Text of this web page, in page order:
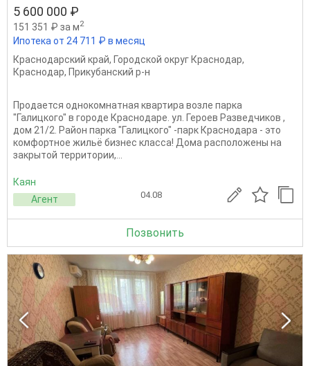
5 600 000 ₽
151 351 ₽ за м2
Ипотека от 24 711 ₽ в месяц
Краснодарский край, Городской округ Краснодар,
Краснодар, Прикубанский р-н
Продается однокомнатная квартира возле парка
"Галицкого" в городе Краснодаре. ул. Героев Разведчиков ,
дом 21/2. Район парка "Галицкого" -парк Краснодара - это
комфортное жильё бизнес класса! Дома расположены на
закрытой территории,...
Каян
Агент
04.08
Позвонить